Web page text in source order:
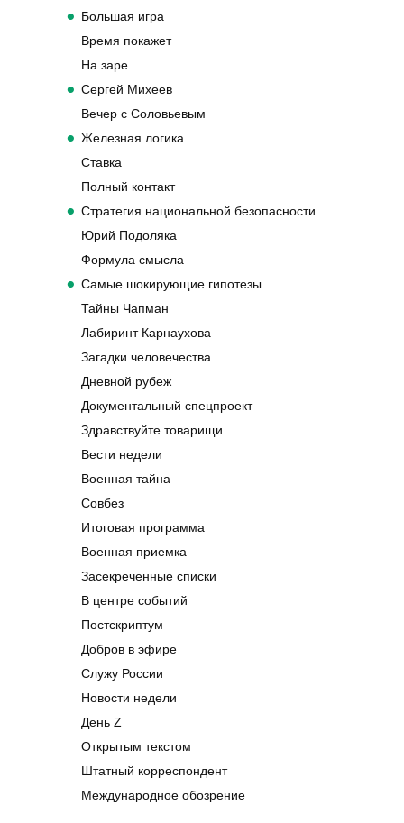
Большая игра
Время покажет
На заре
Сергей Михеев
Вечер с Соловьевым
Железная логика
Ставка
Полный контакт
Стратегия национальной безопасности
Юрий Подоляка
Формула смысла
Самые шокирующие гипотезы
Тайны Чапман
Лабиринт Карнаухова
Загадки человечества
Дневной рубеж
Документальный спецпроект
Здравствуйте товарищи
Вести недели
Военная тайна
Совбез
Итоговая программа
Военная приемка
Засекреченные списки
В центре событий
Постскриптум
Добров в эфире
Служу России
Новости недели
День Z
Открытым текстом
Штатный корреспондент
Международное обозрение